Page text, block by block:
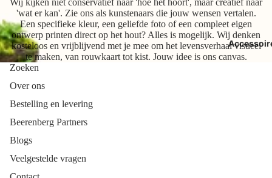
'wat er kan'. Zie ons als kunstenaars die jouw wensen vertalen.
Een specifieke kleur, een geliefde foto of een compleet eigen
ontwerp printen direct op het hout? Alles is mogelijk. Wij denken
kosteloos en vrijblijvend met je mee om het levensverhaal visueel
te maken, van rouwkaart tot kist. Jouw idee is ons canvas.
Zoeken
Over ons
Bestelling en levering
Beerenberg Partners
Blogs
Veelgestelde vragen